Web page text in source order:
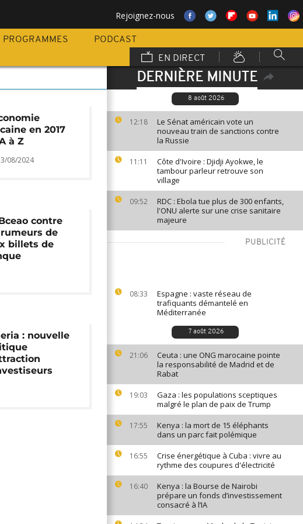
Rejoignez-nous
PROGRAMMES
PODCAST
EN DIRECT
DERNIÈRE MINUTE
8 août 2026
12:18
Le Sénat américain vote un
nouveau train de sanctions contre
la Russie
11:11
Côte d'Ivoire : Djidji Ayokwe, le
tambour parleur retrouve son
village
09:52
RDC : Ebola tue plus de 300 enfants,
l'ONU alerte sur une crise sanitaire
majeure
PUBLICITÉ
08:33
Espagne : vaste réseau de
trafiquants démantelé en
Méditerranée
7 août 2026
21:06
Ceuta : une ONG marocaine pointe
la responsabilité de Madrid et de
Rabat
19:03
Gaza : les populations sceptiques
malgré le plan de paix de Trump
17:55
Kenya : la mort de 15 éléphants
dans un parc fait polémique
16:55
Crise énergétique à Cuba : vivre au
rythme des coupures d'électricité
16:40
Kenya : la Bourse de Nairobi
prépare un fonds d’investissement
consacré à l’IA
en 2017
à Z
08/2024
contre
de
billets de
: nouvelle